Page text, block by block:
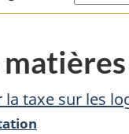
sous-
matières
la taxe sur les